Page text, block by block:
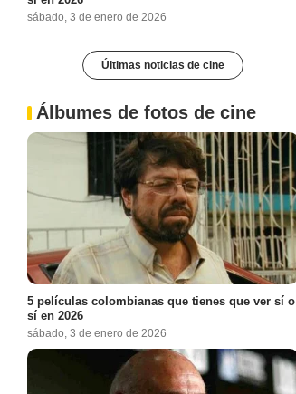
sábado, 3 de enero de 2026
Últimas noticias de cine
Álbumes de fotos de cine
5 películas colombianas que tienes que ver sí o
sí en 2026
sábado, 3 de enero de 2026